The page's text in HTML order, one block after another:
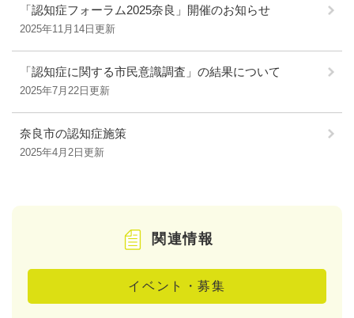
「認知症フォーラム2025奈良」開催のお知らせ
2025年11月14日更新
「認知症に関する市民意識調査」の結果について
2025年7月22日更新
奈良市の認知症施策
2025年4月2日更新
関連情報
イベント・募集